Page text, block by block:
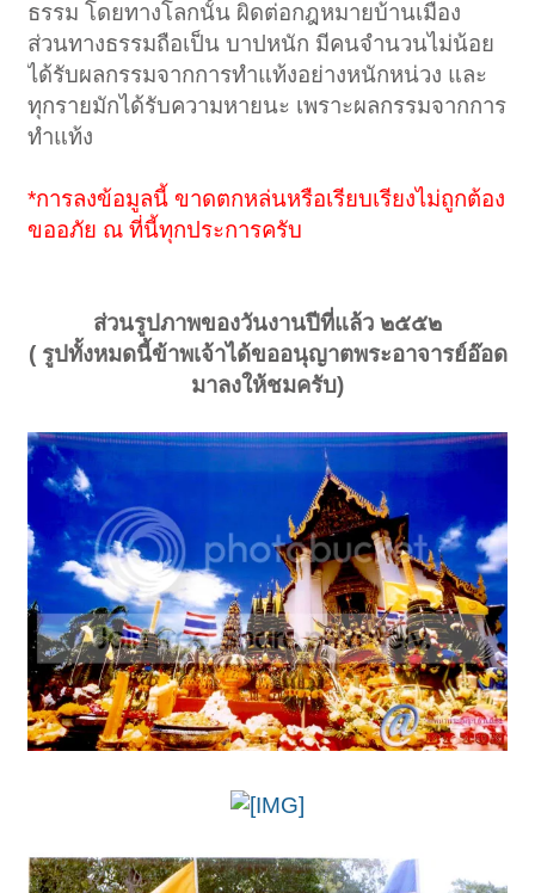
ธรรม โดยทางโลกนั้น ผิดต่อกฎหมายบ้านเมือง
ส่วนทางธรรมถือเป็น บาปหนัก มีคนจำนวนไม่น้อย
ได้รับผลกรรมจากการทำแท้งอย่างหนักหน่วง และ
ทุกรายมักได้รับความหายนะ เพราะผลกรรมจากการ
ทำแท้ง
*การลงข้อมูลนี้ ขาดตกหล่นหรือเรียบเรียงไม่ถูกต้อง
ขออภัย ณ ที่นี้ทุกประการครับ
ส่วนรูปภาพของวันงานปีที่แล้ว ๒๕๕๒
( รูปทั้งหมดนี้ข้าพเจ้าได้ขออนุญาตพระอาจารย์อ๊อด
มาลงให้ชมครับ)